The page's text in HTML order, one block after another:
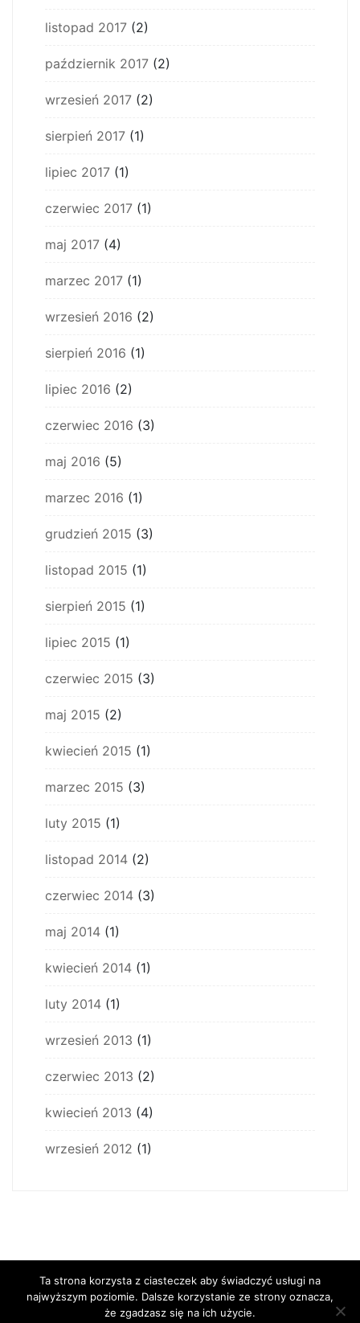
listopad 2017 (2)
październik 2017 (2)
wrzesień 2017 (2)
sierpień 2017 (1)
lipiec 2017 (1)
czerwiec 2017 (1)
maj 2017 (4)
marzec 2017 (1)
wrzesień 2016 (2)
sierpień 2016 (1)
lipiec 2016 (2)
czerwiec 2016 (3)
maj 2016 (5)
marzec 2016 (1)
grudzień 2015 (3)
listopad 2015 (1)
sierpień 2015 (1)
lipiec 2015 (1)
czerwiec 2015 (3)
maj 2015 (2)
kwiecień 2015 (1)
marzec 2015 (3)
luty 2015 (1)
listopad 2014 (2)
czerwiec 2014 (3)
maj 2014 (1)
kwiecień 2014 (1)
luty 2014 (1)
wrzesień 2013 (1)
czerwiec 2013 (2)
kwiecień 2013 (4)
wrzesień 2012 (1)
Ta strona korzysta z ciasteczek aby świadczyć usługi na
najwyższym poziomie. Dalsze korzystanie ze strony oznacza,
że zgadzasz się na ich użycie.